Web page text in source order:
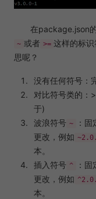
在package.json的
~ 或者 >= 这样的标
思呢？
没有任何符号：
对比符号类的：
于)
波浪符号 ~
：
更改，例如
本。
插入符号 ^
：
更改，例如
本。